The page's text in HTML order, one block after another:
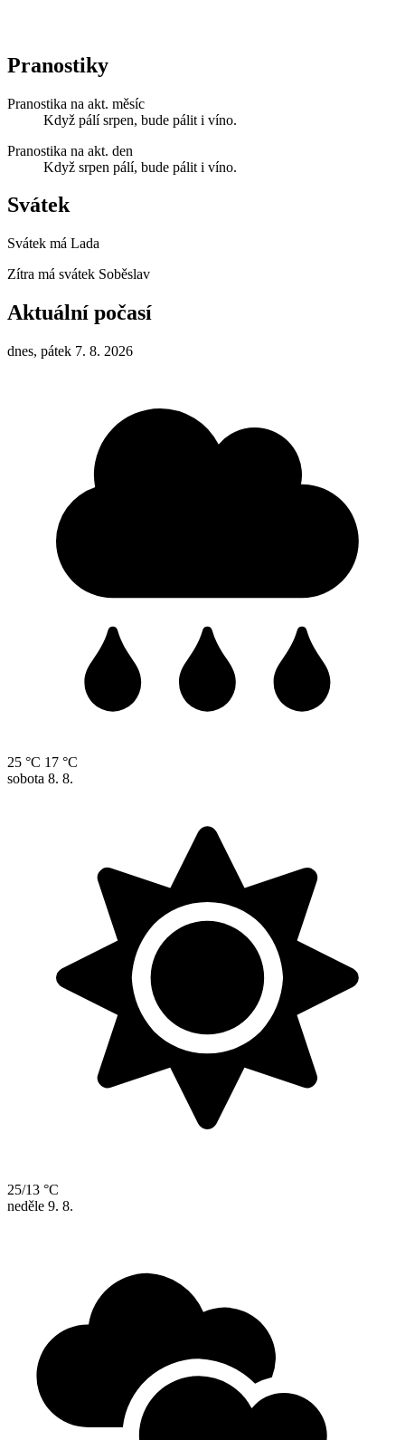
Pranostiky
Pranostika na akt. měsíc
Když pálí srpen, bude pálit i víno.
Pranostika na akt. den
Když srpen pálí, bude pálit i víno.
Svátek
Svátek má Lada
Zítra má svátek Soběslav
Aktuální počasí
dnes, pátek 7. 8. 2026
25 °C 17 °C
sobota 8. 8.
25/13 °C
neděle 9. 8.